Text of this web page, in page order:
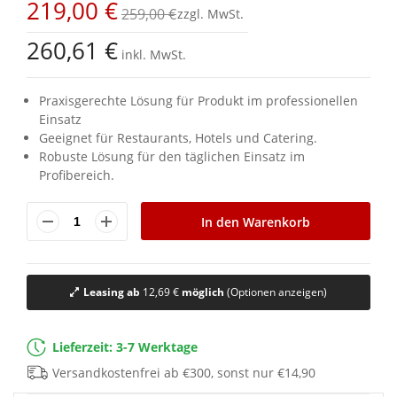
springen
219,00 €259,00 €
260,61 € inkl. MwSt.
Praxisgerechte Lösung für Produkt im professionellen
Einsatz
Geeignet für Restaurants, Hotels und Catering.
Robuste Lösung für den täglichen Einsatz im
Profibereich.
In den Warenkorb
Leasing ab 12,69 € möglich (Optionen anzeigen)
Lieferzeit: 3-7 Werktage
Versandkostenfrei ab €300, sonst nur €14,90